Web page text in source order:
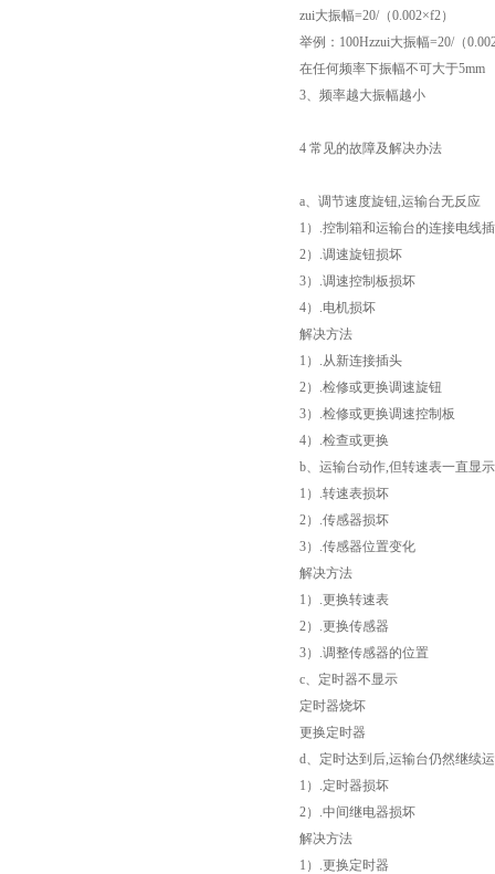
zui大振幅=20/（0.002×f2）
举例：100Hzzui大振幅=20/（
在任何频率下振幅不可大于5mm
3、频率越大振幅越小
4 常见的故障及解决办法
a、调节速度旋钮,运输台无反应
1）.控制箱和运输台的连接电线
2）.调速旋钮损坏
3）.调速控制板损坏
4）.电机损坏
解决方法
1）.从新连接插头
2）.检修或更换调速旋钮
3）.检修或更换调速控制板
4）.检查或更换
b、运输台动作,但转速表一直显
1）.转速表损坏
2）.传感器损坏
3）.传感器位置变化
解决方法
1）.更换转速表
2）.更换传感器
3）.调整传感器的位置
c、定时器不显示
定时器烧坏
更换定时器
d、定时达到后,运输台仍然继续
1）.定时器损坏
2）.中间继电器损坏
解决方法
1）.更换定时器